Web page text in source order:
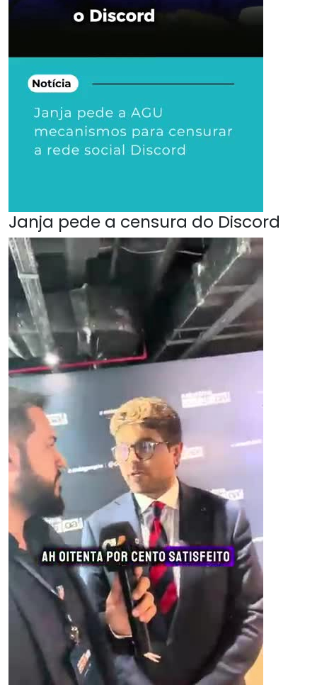
Janja pede a censura do Discord